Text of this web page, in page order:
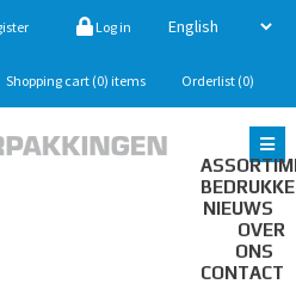
Log in
Shopping cart (0) items Orderlist (0)
NIEUWS
OVER
ONS
CONTACT